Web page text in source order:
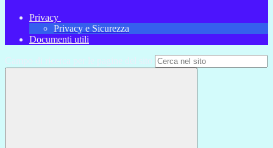
Privacy
Privacy e Sicurezza
Documenti utili
Campo di ricerca per le pagine del sito